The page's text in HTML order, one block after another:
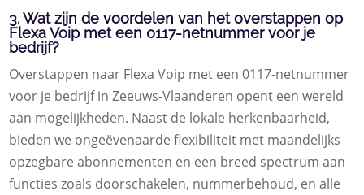
3. Wat zijn de voordelen van het overstappen op
Flexa Voip met een 0117-netnummer voor je
bedrijf?
Overstappen naar Flexa Voip met een 0117-netnummer
voor je bedrijf in Zeeuws-Vlaanderen opent een wereld
aan mogelijkheden. Naast de lokale herkenbaarheid,
bieden we ongeëvenaarde flexibiliteit met maandelijks
opzegbare abonnementen en een breed spectrum aan
functies zoals doorschakelen, nummerbehoud, en alle